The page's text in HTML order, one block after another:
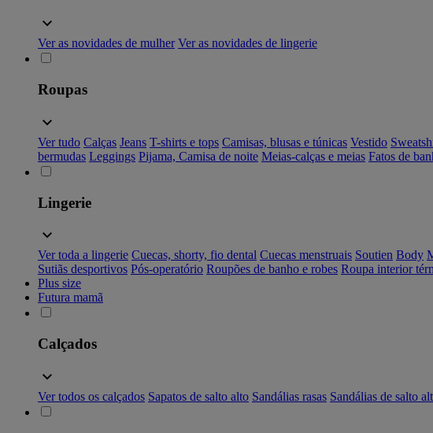
Ver as novidades de mulher Ver as novidades de lingerie
Roupas
Ver tudo Calças Jeans T-shirts e tops Camisas, blusas e túnicas Vestido
bermudas Leggings Pijama, Camisa de noite Meias-calças e meias Fatos de
Lingerie
Ver toda a lingerie Cuecas, shorty, fio dental Cuecas menstruais Soutien Body
Sutiãs desportivos Pós-operatório Roupões de banho e robes Roupa interior
Plus size
Futura mamã
Calçados
Ver todos os calçados Sapatos de salto alto Sandálias rasas Sandálias de salto